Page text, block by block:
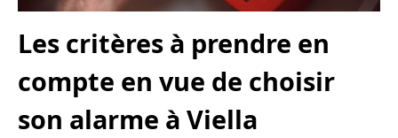
Les critères à prendre en
compte en vue de choisir
son alarme à Viella